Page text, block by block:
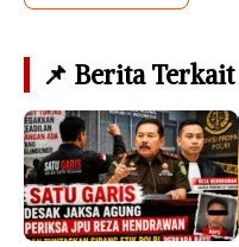
📌 Berita Terkait